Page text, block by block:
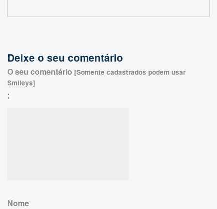
Deixe o seu comentário
O seu comentário [Somente cadastrados podem usar
Smileys]
:
Nome